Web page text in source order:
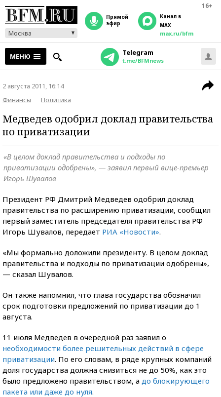
16+
Москва
прямой
эфир
Канал в
MAX
max.ru/bfm
МЕНЮ Telegram
t.me/BFMnews
2 августа 2011, 16:14
Финансы
Политика
Медведев одобрил доклад правительства
по приватизации
«В целом доклад правительства и подходы по
приватизации одобрены», — заявил первый вице-премьер
Игорь Шувалов
Президент РФ Дмитрий Медведев одобрил доклад
правительства по расширению приватизации, сообщил
первый заместитель председателя правительства РФ
Игорь Шувалов, передает РИА «Новости».
«Мы формально доложили президенту. В целом доклад
правительства и подходы по приватизации одобрены»,
— сказал Шувалов.
Он также напомнил, что глава государства обозначил
срок подготовки предложений по приватизации до 1
августа.
11 июля Медведев в очередной раз заявил о
необходимости более решительных действий в сфере
приватизации. По его словам, в ряде крупных компаний
доля государства должна снизиться не до 50%, как это
было предложено правительством, а до блокирующего
пакета или даже до нуля.